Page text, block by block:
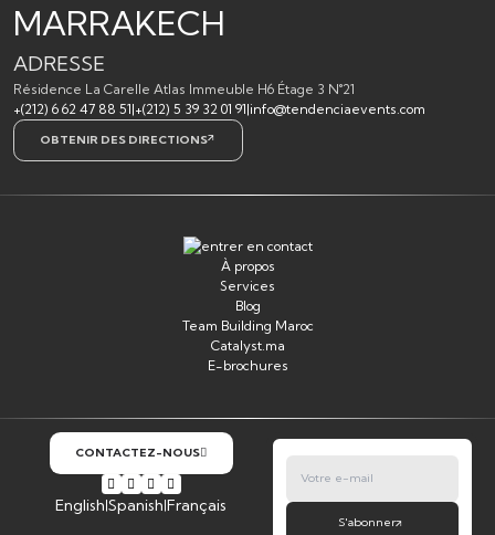
MARRAKECH
ADRESSE
Résidence La Carelle Atlas Immeuble H6 Étage 3 N°21
+(212) 6 62 47 88 51|+(212) 5 39 32 01 91|info@tendenciaevents.com
OBTENIR DES DIRECTIONS
À propos
Services
Blog
Team Building Maroc
Catalyst.ma
E-brochures
CONTACTEZ-NOUS
English|Spanish|Français
S'abonner